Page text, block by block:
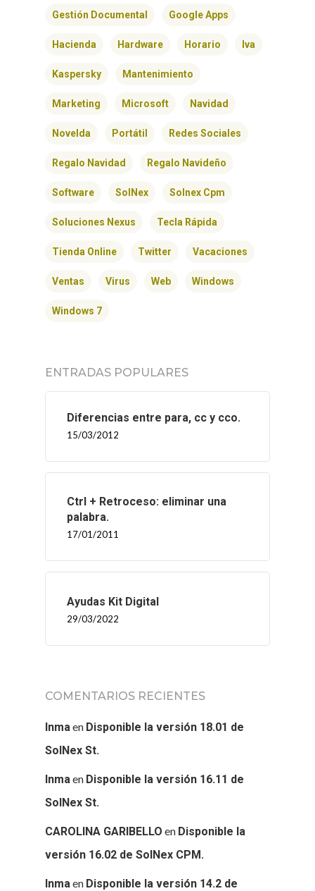
Gestión Documental Google Apps
Hacienda Hardware Horario Iva
Kaspersky Mantenimiento
Marketing Microsoft Navidad
Novelda Portátil Redes Sociales
Regalo Navidad Regalo Navideño
Software SolNex Solnex Cpm
Soluciones Nexus Tecla Rápida
Tienda Online Twitter Vacaciones
Ventas Virus Web Windows
Windows 7
ENTRADAS POPULARES
Diferencias entre para, cc y cco.
15/03/2012
Ctrl + Retroceso: eliminar una
palabra.
17/01/2011
Ayudas Kit Digital
29/03/2022
COMENTARIOS RECIENTES
Inmaen Disponible la versión 18.01 de
SolNex St.
Inmaen Disponible la versión 16.11 de
SolNex St.
CAROLINA GARIBELLO en Disponible la
versión 16.02 de SolNex CPM.
Inmaen Disponible la versión 14.2 de
INICIO
SOLNEX
SERVICIOS